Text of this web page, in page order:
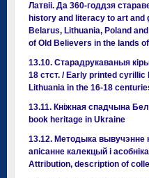
Латвіі. Да 360-годдзя
history and literacy to art and
Belarus, Lithuania, Poland
of Old Believers in the lands
13.10. Старадрукаваныя
18 стст. / Early printed
Lithuania in the 16-18
13.11. Кніжная спадчына
book heritage in Ukraine
13.12. Методыка вывучэнне
апісанне калекцый і
Attribution, description of